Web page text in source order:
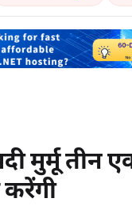
मुर्मू तीन